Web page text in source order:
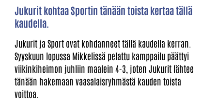
Jukurit kohtaa Sportin tänään toista kertaa tällä
kaudella.
Jukurit ja Sport ovat kohdanneet tällä kaudella kerran.
Syyskuun lopussa Mikkelissä pelattu kamppailu päättyi
viikinkiheimon juhliin maalein 4-3, joten Jukurit lähtee
tänään hakemaan vaasalaisryhmästä kauden toista
voittoa.